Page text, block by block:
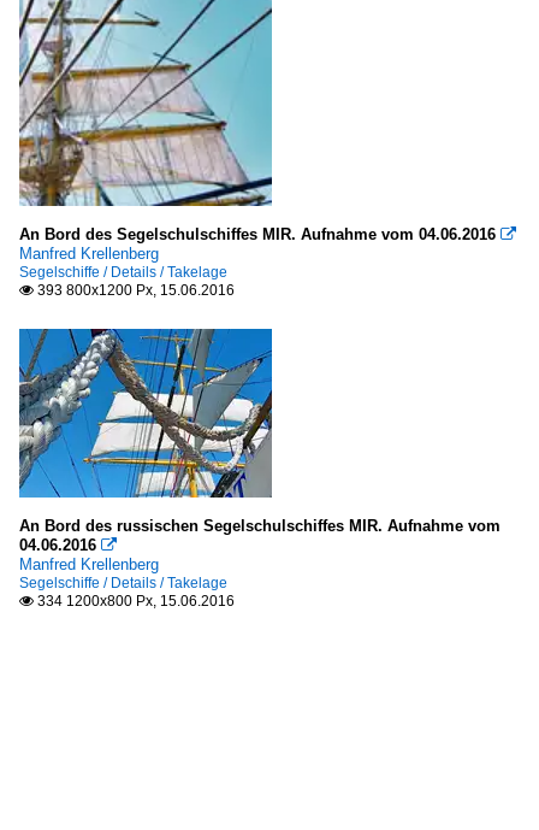
An Bord des Segelschulschiffes MIR. Aufnahme vom 04.06.2016 
Manfred Krellenberg
Segelschiffe / Details / Takelage
 393 800x1200 Px, 15.06.2016
An Bord des russischen Segelschulschiffes MIR. Aufnahme vom
04.06.2016 
Manfred Krellenberg
Segelschiffe / Details / Takelage
 334 1200x800 Px, 15.06.2016